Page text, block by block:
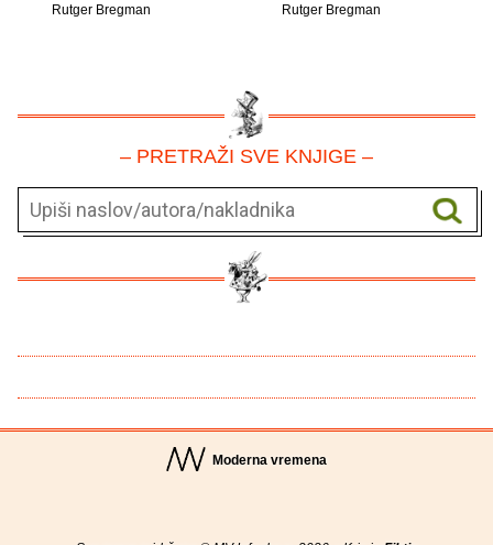
Rutger Bregman Rutger Bregman
– PRETRAŽI SVE KNJIGE –
Moderna vremena